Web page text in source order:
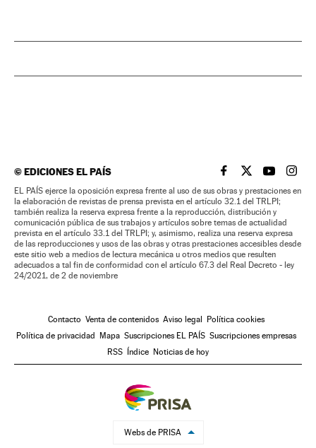
©EDICIONES EL PAÍS EL PAÍS BRASIL EN
EL PAÍSEL PAÍS
EL
EL PAÍS ejerce la oposición expresa frente al uso de sus obras y prestaciones en
la elaboración de revistas de prensa prevista en el artículo 32.1 del TRLPI;
también realiza la reserva expresa frente a la reproducción, distribución y
comunicación pública de sus trabajos y artículos sobre temas de actualidad
prevista en el artículo 33.1 del TRLPI; y, asimismo, realiza una reserva expresa
de las reproducciones y usos de las obras y otras prestaciones accesibles desde
este sitio web a medios de lectura mecánica u otros medios que resulten
adecuados a tal fin de conformidad con el artículo 67.3 del Real Decreto - ley
24/2021, de 2 de noviembre
Contacto Venta de contenidos Aviso legal Política cookies
Política de privacidad Mapa Suscripciones EL PAÍS Suscripciones empresas
RSS Índice Noticias de hoy
Webs de PRISA